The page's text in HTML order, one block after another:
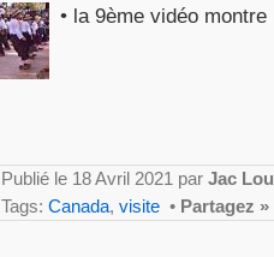
• la 9ème vidéo
Publié le 18 Avril 2021 par Jac Lou
Tags: Canada, visite• Partagez »